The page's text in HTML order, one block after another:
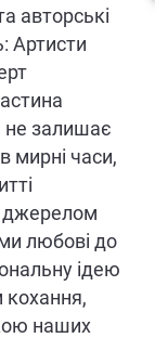
авторські
Артисти
не залишає
мирні часи,
джерелом
любові до
ідею
кохання,
наших